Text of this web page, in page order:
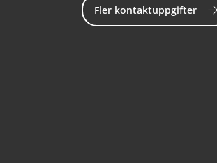
Fler kontaktuppgifter